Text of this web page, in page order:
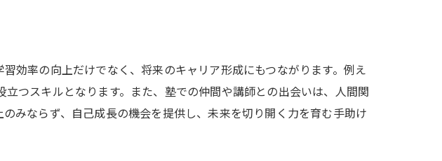
メリット
効率の向上だけでなく、将来のキャリア形成にもつながります。例え
つスキルとなります。また、塾での仲間や講師との出会いは、人間関
みならず、自己成長の機会を提供し、未来を切り開く力を育む手助け